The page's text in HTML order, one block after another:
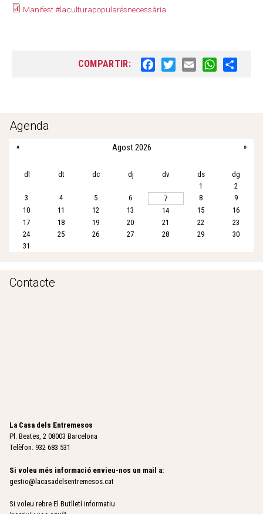
Manifest #laculturapopularésnecessària
COMPARTIR:
Agenda
Agost 2026
« »
dl dt dc dj dv ds
dg
1
2
3
4 5 6 7 8
9
10
11 12 13 14 15
16
17
18 19 20 21 22
23
24
25 26 27 28 29
30
31
Contacte
La Casa dels Entremesos
Pl. Beates, 2 08003 Barcelona
Telèfon. 932 683 531
Si voleu més informació envieu-nos un mail a:
gestio@lacasadelsentremesos.cat
Si voleu rebre El Butlletí informatiu